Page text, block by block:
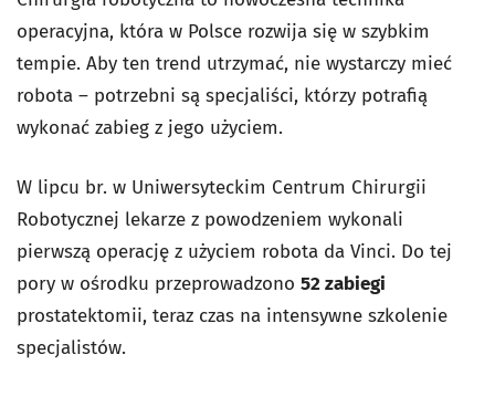
operacyjna, która w Polsce rozwija się w szybkim
tempie. Aby ten trend utrzymać, nie wystarczy mieć
robota – potrzebni są specjaliści, którzy potrafią
wykonać zabieg z jego użyciem.
W lipcu br. w Uniwersyteckim Centrum Chirurgii
Robotycznej lekarze z powodzeniem wykonali
pierwszą operację z użyciem robota da Vinci. Do tej
pory w ośrodku przeprowadzono 52 zabiegi
prostatektomii, teraz czas na intensywne szkolenie
specjalistów.